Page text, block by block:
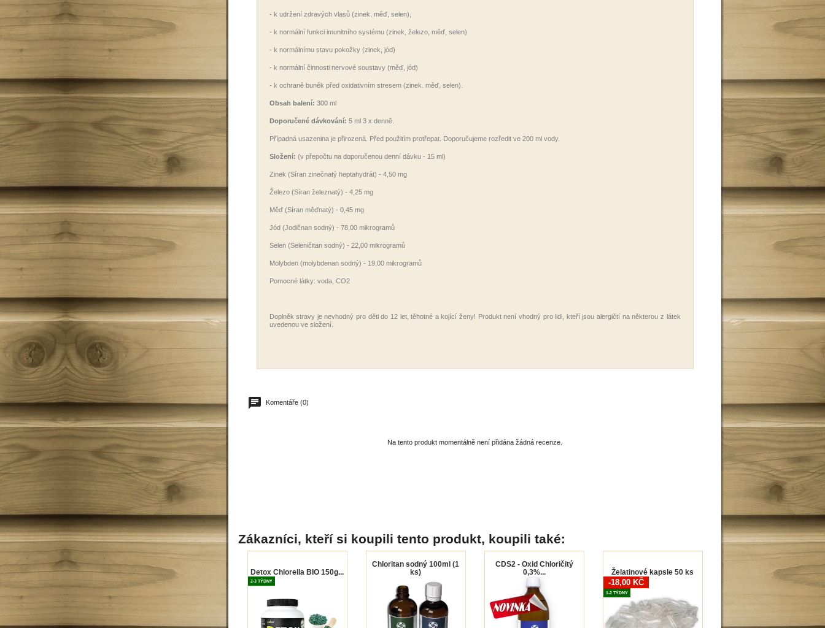
- k udržení zdravých vlasů (zinek, měď, selen),
- k normální funkci imunitního systému (zinek, železo, měď, selen)
- k normálnímu stavu pokožky (zinek, jód)
- k normální činnosti nervové soustavy (měď, jód)
- k ochraně buněk před oxidativním stresem (zinek. měď, selen).
Obsah balení: 300 ml
Doporučené dávkování: 5 ml 3 x denně.
Případná usazenina je přirozená. Před použitím protřepat. Doporučujeme rozředit ve 200 ml vody.
Složení: (v přepočtu na doporučenou denní dávku - 15 ml)
Zinek (Síran zinečnatý heptahydrát) - 4,50 mg
Železo (Síran železnatý) - 4,25 mg
Měď (Síran měďnatý) - 0,45 mg
Jód (Jodičnan sodný) - 78,00 mikrogramů
Selen (Seleničitan sodný) - 22,00 mikrogramů
Molybden (molybdenan sodný) - 19,00 mikrogramů
Pomocné látky: voda, CO2
Doplněk stravy je nevhodný pro děti do 12 let, těhotné a kojící ženy! Produkt není vhodný pro lidi, kteří jsou alergičtí na některou z látek
uvedenou ve složení.
Komentáře (0)
Na tento produkt momentálně není přidána žádná recenze.
Zákazníci, kteří si koupili tento produkt, koupili také:
Detox Chlorella BIO 150g...
2-3 TÝDNY
Chloritan sodný 100ml (1
ks)
CDS2 - Oxid Chloričitý
0,3%...
Želatinové kapsle 50 ks
-18,00 KČ
1-2 TÝDNY